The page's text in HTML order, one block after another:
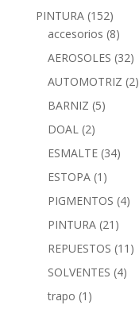
PINTURA (152)
accesorios (8)
AEROSOLES (32)
AUTOMOTRIZ (2)
BARNIZ (5)
DOAL (2)
ESMALTE (34)
ESTOPA (1)
PIGMENTOS (4)
PINTURA (21)
REPUESTOS (11)
SOLVENTES (4)
trapo (1)